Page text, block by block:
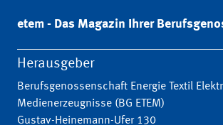
etem - Das Magazin Ihrer
Herausgeber
Berufsgenossenschaft Energie Textil
Medienerzeugnisse (BG ETEM)
Gustav-Heinemann-Ufer 130